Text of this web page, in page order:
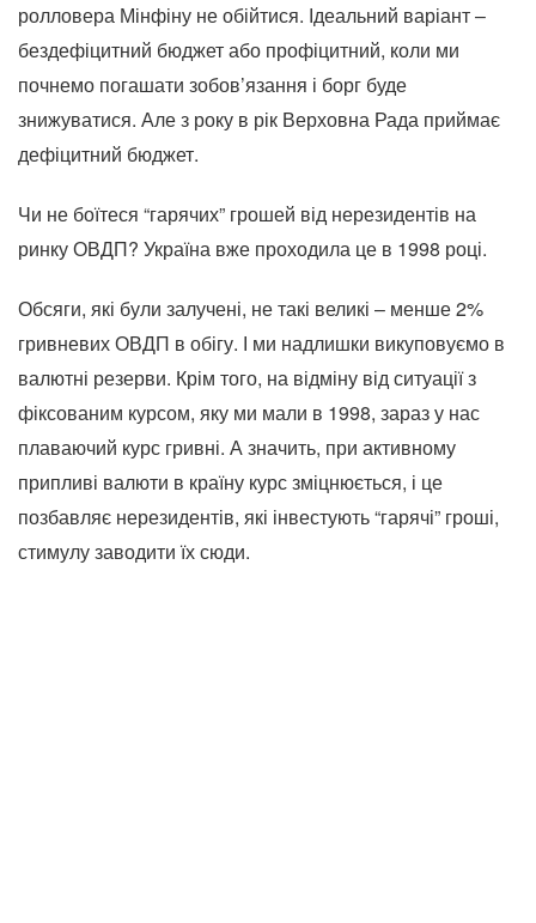
ролловера Мінфіну не обійтися. Ідеальний варіант –
бездефіцитний бюджет або профіцитний, коли ми
почнемо погашати зобов’язання і борг буде
знижуватися. Але з року в рік Верховна Рада приймає
дефіцитний бюджет.
Чи не боїтеся “гарячих” грошей від нерезидентів на
ринку ОВДП? Україна вже проходила це в 1998 році.
Обсяги, які були залучені, не такі великі – менше 2%
гривневих ОВДП в обігу. І ми надлишки викуповуємо в
валютні резерви. Крім того, на відміну від ситуації з
фіксованим курсом, яку ми мали в 1998, зараз у нас
плаваючий курс гривні. А значить, при активному
припливі валюти в країну курс зміцнюється, і це
позбавляє нерезидентів, які інвестують “гарячі” гроші,
стимулу заводити їх сюди.